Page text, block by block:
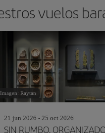
vuelos
Imagen: Raytan
21 jun 2026 - 25 oct 2026
SIN RUMBO.